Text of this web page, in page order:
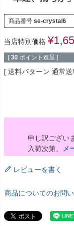
商品番号 se-crystal6
当店特別価格 ¥
[ 30 ポイント進呈 ]
送料パターン 通常送
申し訳ござい
入荷次第、 メ
レビューを書く
商品についてのお問